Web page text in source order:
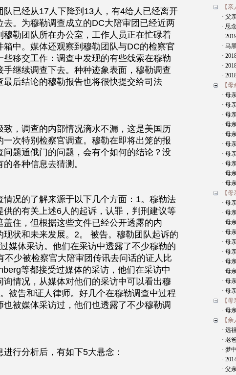
队已经从17人下降到13人，有4给人已经离开
。为穆勒调查成立的DC大陪审团已经近两
勒团队所在办公室，工作人员正在忙碌着
中。媒体还观察到穆勒团队与DC的检察官
移交工作：调查中发现的有些线索在穆勒
继续调查下去。种种迹象表面，穆勒调查
后结论的穆勒报告也将很快提交给司法
，调查的内部情况滴水不漏，这是美国历
次特别检察官调查。穆勒在即将出笼的报
题通俄门的问题，会有个如何的结论？没
各种信息去猜测。
情况的了解来源于以下几个方面：1。穆勒法
的有关上述6人的起诉，认罪，判刑建议等
住，但根据这些文件已经公开透露的内
状和未来发展。2。 被告。穆勒团队起诉的
媒体采访。他们在采访中透露了不少穆勒的
不少被检察官大陪审团传讯去问话的证人比
等都接受过媒体的采访，他们在采访中
情况，从媒体对他们的采访中可以看出穆
被告和证人律师。好几个在穆勒调查中过程
被媒体采访过，他们也透露了不少穆勒调
行分析后，有如下5大悬念：
【
· 父
· 思
·
· 马
·
·
·
【
· 母
· 母
· 母
· 母
· 母
· 母
· 母
· 母
· 母
· 母
【
· 母
· 母
· 母
· 母
· 母
· 母
· 母
· 母
· 母
· 母
【
· 母
【
· 远
· 老
· 梦
·
· 父